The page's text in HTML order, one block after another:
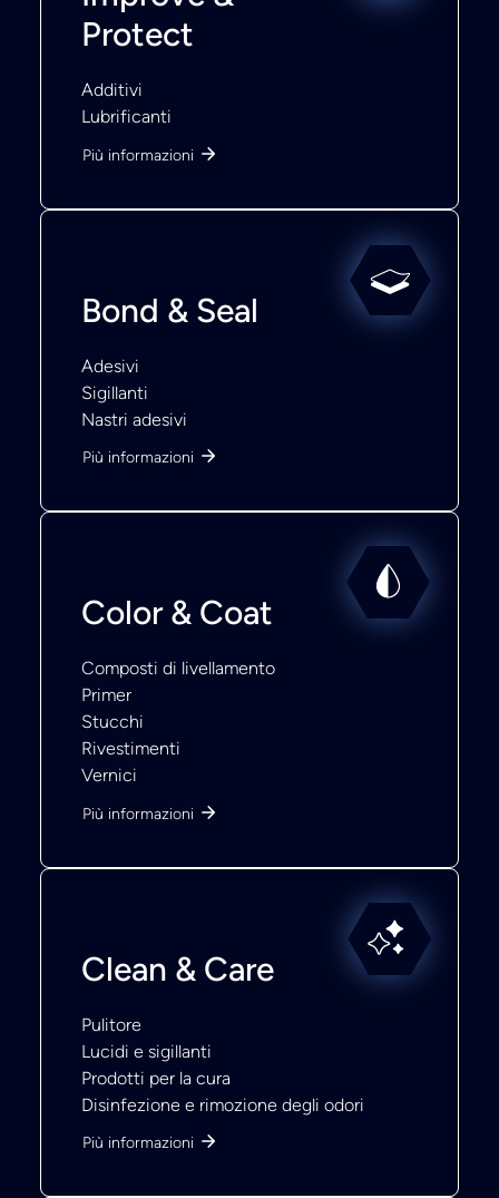
Protect
Additivi
Lubrificanti
Più informazioni
Bond & Seal
Adesivi
Sigillanti
Nastri adesivi
Più informazioni
Color & Coat
Composti di livellamento
Primer
Stucchi
Rivestimenti
Vernici
Più informazioni
Clean & Care
Pulitore
Lucidi e sigillanti
Prodotti per la cura
Disinfezione e rimozione degli odori
Più informazioni